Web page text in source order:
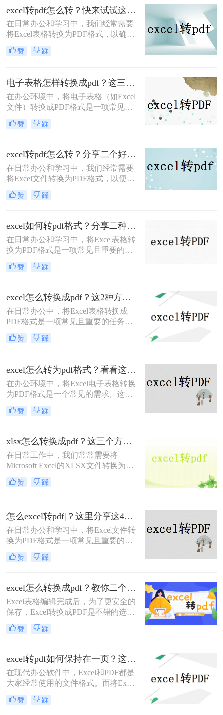
excel转pdf怎么转？快来试试这3种方法！
在日常办公和学习中，我们经常需要
将Excel表格转换为PDF格式，以确保
数据的稳定性和可读性。那么excel转
pdf怎么转呢？本文将介绍三种将
转换。
赞 踩
电子表格怎样转换成pdf？这三种方法尝试一下！
在办公环境中，将电子表格（如Excel
文件）转换成PDF格式是一项常见的
任务。PDF格式具有跨平台、跨设备
查看不变动格式的优势，非常适合用
怎样转换成pdf呢？本文将介绍三种将
电子表格转换成PDF的方法。
赞 踩
excel转pdf怎么转？分享二个好用的转换方法！
在日常办公和学习中，我们经常需要
将Excel文件转换为PDF格式，以便更
好地保存、分享和打印。那么excel转
pdf怎么转呢？本文将介绍两种将
赞 踩
excel如何转pdf格式？分享二种实用又高效的方法!
在日常办公和学习中，将Excel表格转
换为PDF格式是一项常见且重要的操
作。PDF格式因其高度的兼容性和稳
定性，能够确保表格在不同设备和操
么excel如何转pdf格式呢？本文将介绍
两种将Excel转PDF的方法。
赞 踩
excel怎么转换成pdf？这2种方法教你轻松转换！
在日常办公中，将Excel表格转换成
PDF格式是一项常见且重要的任务。
PDF格式具有跨平台、不易被篡改的
特点，非常适合用于分享、归档和打
法。
赞 踩
excel怎么转为pdf格式？看看这2个简单方法！
在办公环境中，将Excel电子表格转换
为PDF格式是一个常见的需求。这样
做不仅能够确保文件的布局和格式在
不同设备上保持一致，还能防止接收
excel怎么转为pdf格式呢？本文将详细
介绍两种不同的工具和方法，帮助您
轻松实现Excel到PDF的转换。
赞 踩
xlsx怎么转换成pdf？这三个方法让你快速操作!！
在日常工作中，我们常常需要将
Microsoft Excel的XLSX文件转换为
PDF格式，以便于共享、打印或存
档，因为PDF格式能够确保文档的外
xlsx怎么转换成pdf呢？下面，我们将
详细介绍几种将XLSX文件转换为
PDF的有效方法，无论你是在办公室
赖在线工具，都能找到适合自己的解
赞 踩
怎么excel转pdf|？这里分享这4种操作方法！
在日常办公和学习中，将Excel文件转
换为PDF格式是一项常见且重要的任
务。PDF格式因其跨平台性、格式稳
定性和安全性，成为了分享和保存电
pdf呢？本文将详细介绍几种将Excel
文件转换成PDF的方法，帮助您轻松
完成转换。
赞 踩
excel怎么转换成pdf？教你二个方法轻松对应！
Excel表格编辑完成后，为了更安全的
保存，Excel转换成PDF是不错的选
择，excel怎么转换成pdf？对表格文件
进行转换，保存成PDF的形式，可以
招，Excel转PDF简单几步轻松完成。
赞 踩
excel转pdf如何保持在一页？这四种方法，从此再也不用分页困扰你！
在现代办公软件中，Excel和PDF都是
大家经常使用的文件格式。而将Excel
文件转换为PDF文件在很多时候是必
需的，尤其是需要共享给他人或打印
赞 踩